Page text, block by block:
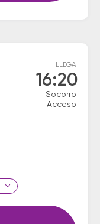
LLEGA
16:20
Socorro
Acceso